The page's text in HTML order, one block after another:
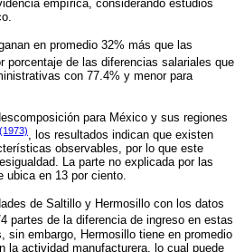
empírica, considerando estudios
en promedio 32% más que las
porcentaje de las diferencias salariales que
con 77.4% y menor para
para México y sus regiones
, los resultados indican que existen
observables, por lo que este
La parte no explicada por las
en 13 por ciento.
de Saltillo y Hermosillo con los datos
partes de la diferencia de ingreso en estas
embargo, Hermosillo tiene en promedio
la actividad manufacturera, lo cual puede